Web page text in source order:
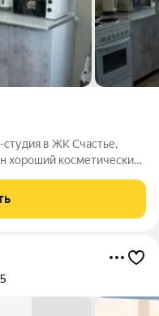
студия в ЖК Счастье,
хороший косметический
обременение- ипотека.